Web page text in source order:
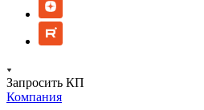
Запросить КП
Компания